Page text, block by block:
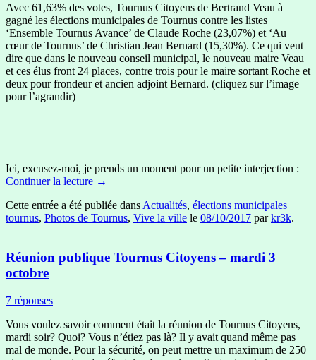
Avec 61,63% des votes, Tournus Citoyens de Bertrand Veau à
gagné les élections municipales de Tournus contre les listes
‘Ensemble Tournus Avance’ de Claude Roche (23,07%) et ‘Au
cœur de Tournus’ de Christian Jean Bernard (15,30%). Ce qui veut
dire que dans le nouveau conseil municipal, le nouveau maire Veau
et ces élus front 24 places, contre trois pour le maire sortant Roche et
deux pour frondeur et ancien adjoint Bernard. (cliquez sur l’image
pour l’agrandir)
Ici, excusez-moi, je prends un moment pour un petite interjection :
Continuer la lecture →
Cette entrée a été publiée dans Actualités, élections municipales
tournus, Photos de Tournus, Vive la ville le 08/10/2017 parkr3k.
Réunion publique Tournus Citoyens – mardi 3
octobre
7 réponses
Vous voulez savoir comment était la réunion de Tournus Citoyens,
mardi soir? Quoi? Vous n’étiez pas là? Il y avait quand même pas
mal de monde. Pour la sécurité, on peut mettre un maximum de 250